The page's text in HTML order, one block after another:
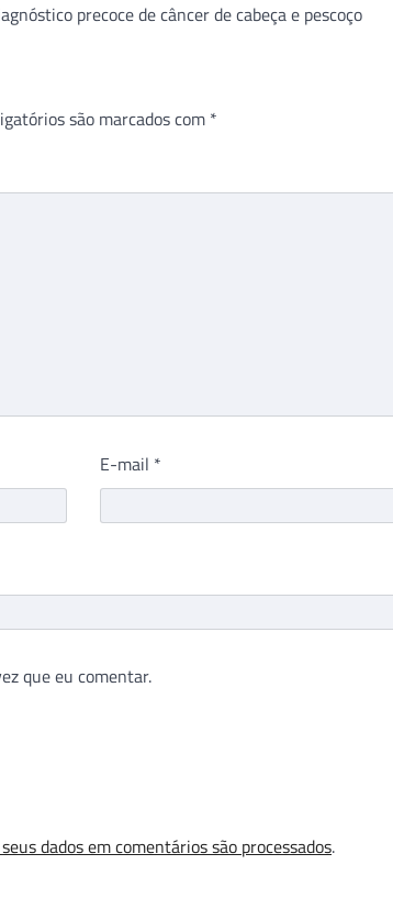
precoce de câncer de cabeça e pescoço
são marcados com *
E-mail *
que eu comentar.
dados em comentários são processados.